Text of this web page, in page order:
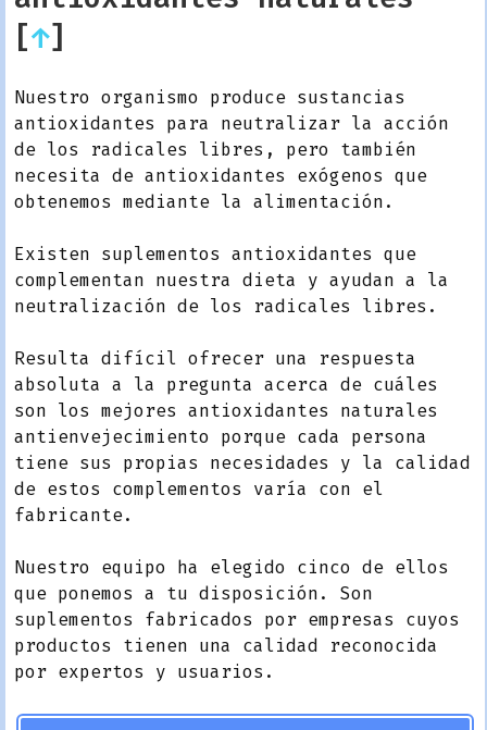
[↑]
Nuestro organismo produce sustancias
antioxidantes para neutralizar la acción
de los radicales libres, pero también
necesita de antioxidantes exógenos que
obtenemos mediante la alimentación.
Existen suplementos antioxidantes que
complementan nuestra dieta y ayudan a la
neutralización de los radicales libres.
Resulta difícil ofrecer una respuesta
absoluta a la pregunta acerca de cuáles
son los mejores antioxidantes naturales
antienvejecimiento porque cada persona
tiene sus propias necesidades y la calidad
de estos complementos varía con el
fabricante.
Nuestro equipo ha elegido cinco de ellos
que ponemos a tu disposición. Son
suplementos fabricados por empresas cuyos
productos tienen una calidad reconocida
por expertos y usuarios.